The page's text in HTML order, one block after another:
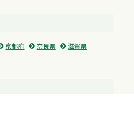
京都府 奈良県
滋賀県